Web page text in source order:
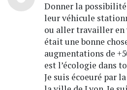
Donner la
leur véhicule
ou aller travailler
était une bonne
augmentations de
est l’écologie dans
Je suis écoeuré par